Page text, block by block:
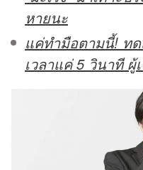
หายนะ
แค่ทำมือตามนี้! ทด
เวลาแค่ 5 วินาที